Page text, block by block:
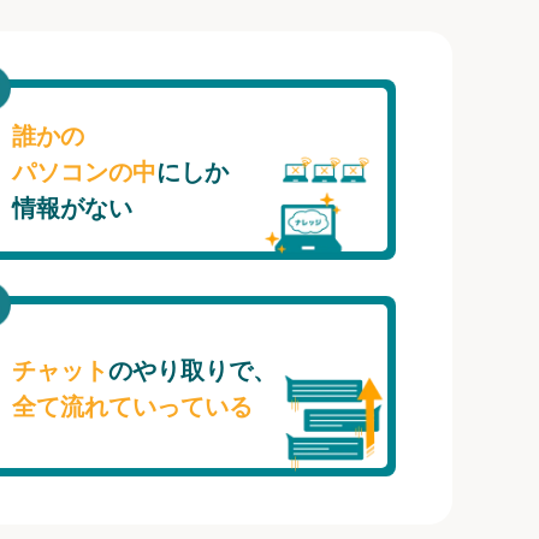
誰かの
パソコンの中にしか
情報がない
チャットのやり取りで、
全て流れていっている